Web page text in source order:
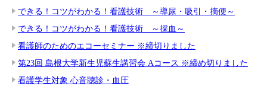
できる！コツがわかる！看護技術 ～導尿・吸引・摘便～
できる！コツがわかる！看護技術 ～採血～
看護師のためのエコーセミナー ※締切りました
第23回 島根大学新生児蘇生講習会 Aコース ※締め切りました
看護学生対象 心音聴診・血圧